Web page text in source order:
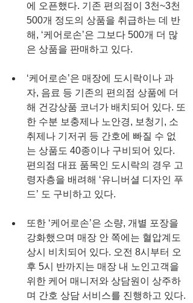
에 오픈했다. 기존 편의점이 3천~3천
500개 정도의 상품을 취급하는 데 반
해, ‘케어로손’은 그보다 500개 더 많
은 상품을 판매하고 있다.
‘케어로손’은 매장에 도시락이나 과
자, 음료 등 기존의 편의점 상품에 더
해 건강상품 코너가 배치되어 있다. 또
한 수분 보충제나 노안경, 보청기, 소
취제나 기저귀 등 간호에 빠질 수 없
는 상품도 40종이나 구비되어 있다.
편의점 대표 품목인 도시락의 경우 고
령자층을 배려해 ‘유니버셜 디자인 푸
드’ 도 구비하고 있다.
또한 ‘케어로손’은 소량, 개별 포장을
강화했으며 매장 안 쪽에는 혈압계도
상시 비치되어 있다. 오전 8시부터 오
후 5시 반까지는 매장 내 노인고객을
위한 케어 매니저와 상담원이 상주하
며 간호 상담 서비스를 진행하고 있다.